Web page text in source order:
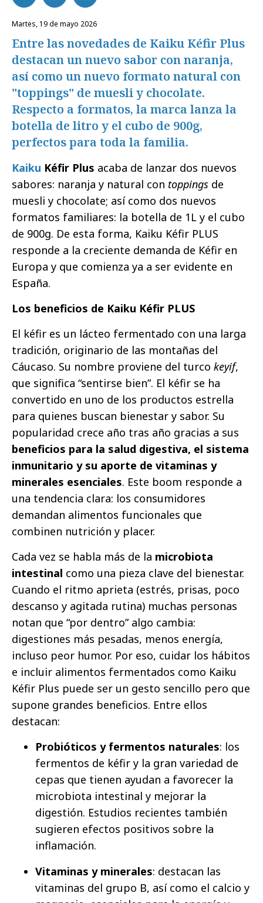
martes, 19 de mayo 2026
Entre las novedades de Kaiku Kéfir Plus
destacan un nuevo sabor con naranja,
así como un nuevo formato natural con
"toppings" de muesli y chocolate.
Respecto a formatos, la marca lanza la
botella de litro y el cubo de 900g,
perfectos para toda la familia.
Kaiku Kéfir Plus acaba de lanzar dos nuevos
sabores: naranja y natural con toppings de
muesli y chocolate; así como dos nuevos
formatos familiares: la botella de 1L y el cubo
de 900g. De esta forma, Kaiku Kéfir PLUS
responde a la creciente demanda de Kéfir en
Europa y que comienza ya a ser evidente en
España.
Los beneficios de Kaiku Kéfir PLUS
El kéfir es un lácteo fermentado con una larga
tradición, originario de las montañas del
Cáucaso. Su nombre proviene del turco keyif,
que significa “sentirse bien”. El kéfir se ha
convertido en uno de los productos estrella
para quienes buscan bienestar y sabor. Su
popularidad crece año tras año gracias a sus
beneficios para la salud digestiva, el sistema
inmunitario y su aporte de vitaminas y
minerales esenciales. Este boom responde a
una tendencia clara: los consumidores
demandan alimentos funcionales que
combinen nutrición y placer.
Cada vez se habla más de la microbiota
intestinal como una pieza clave del bienestar.
Cuando el ritmo aprieta (estrés, prisas, poco
descanso y agitada rutina) muchas personas
notan que “por dentro” algo cambia:
digestiones más pesadas, menos energía,
incluso peor humor. Por eso, cuidar los hábitos
e incluir alimentos fermentados como Kaiku
Kéfir Plus puede ser un gesto sencillo pero que
supone grandes beneficios. Entre ellos
destacan:
Probióticos y fermentos naturales: los
fermentos de kéfir y la gran variedad de
cepas que tienen ayudan a favorecer la
microbiota intestinal y mejorar la
digestión. Estudios recientes también
sugieren efectos positivos sobre la
inflamación.
Vitaminas y minerales: destacan las
vitaminas del grupo B, así como el calcio y